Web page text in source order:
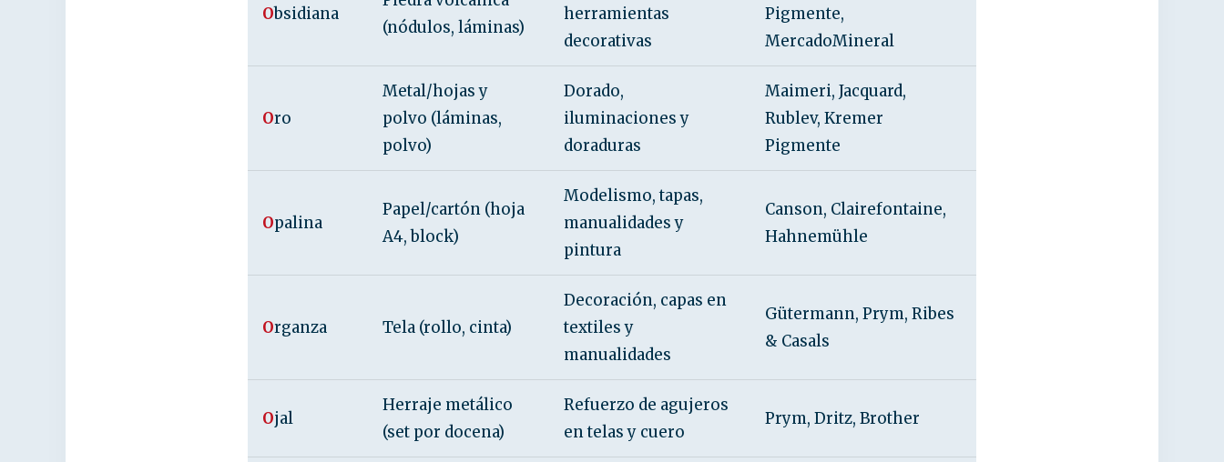
Obsidiana
(nódulos, láminas)
herramientas
decorativas
Pigmente,
MercadoMineral
Oro
Metal/hojas y
polvo (láminas,
polvo)
Dorado,
iluminaciones y
doraduras
Maimeri, Jacquard,
Rublev, Kremer
Pigmente
Opalina
Papel/cartón (hoja
A4, block)
Modelismo, tapas,
manualidades y
pintura
Canson, Clairefontaine,
Hahnemühle
Organza Tela (rollo, cinta)
Decoración, capas en
textiles y
manualidades
Gütermann, Prym, Ribes
& Casals
Ojal
Herraje metálico
(set por docena)
Refuerzo de agujeros
en telas y cuero
Prym, Dritz, Brother